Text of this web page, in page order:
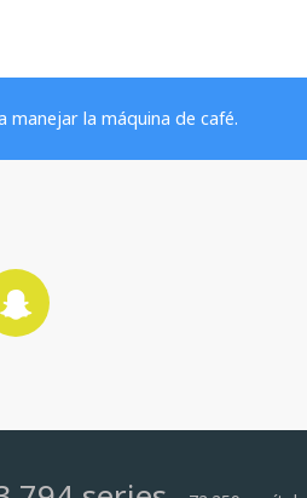
manejar la máquina de café.